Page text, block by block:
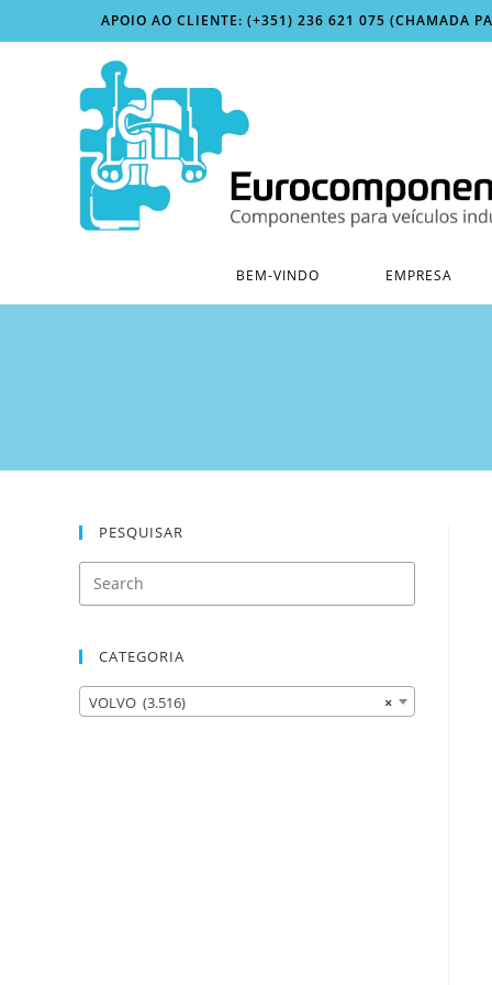
to
APOIO AO CLIENTE: (+351) 236 621 075 (CHAMADA
BEM-VINDO EMPRESA
PESQUISAR
CATEGORIA
×
VOLVO (3.516)